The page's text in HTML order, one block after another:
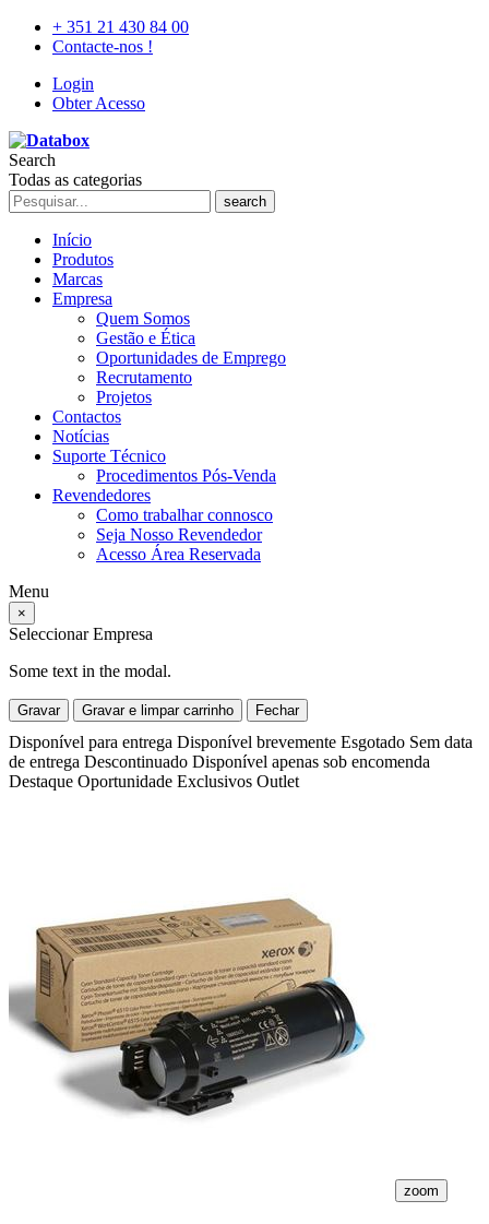
+ 351 21 430 84 00
Contacte-nos !
Login
Obter Acesso
Search
Todas as categorias
search
Início
Produtos
Marcas
Empresa
Quem Somos
Gestão e Ética
Oportunidades de Emprego
Recrutamento
Projetos
Contactos
Notícias
Suporte Técnico
Procedimentos Pós-Venda
Revendedores
Como trabalhar connosco
Seja Nosso Revendedor
Acesso Área Reservada
Menu
×
Seleccionar Empresa
Some text in the modal.
Gravar Gravar e limpar carrinho Fechar
Disponível para entrega Disponível brevemente Esgotado Sem data
de entrega Descontinuado Disponível apenas sob encomenda
Destaque Oportunidade Exclusivos Outlet
zoom